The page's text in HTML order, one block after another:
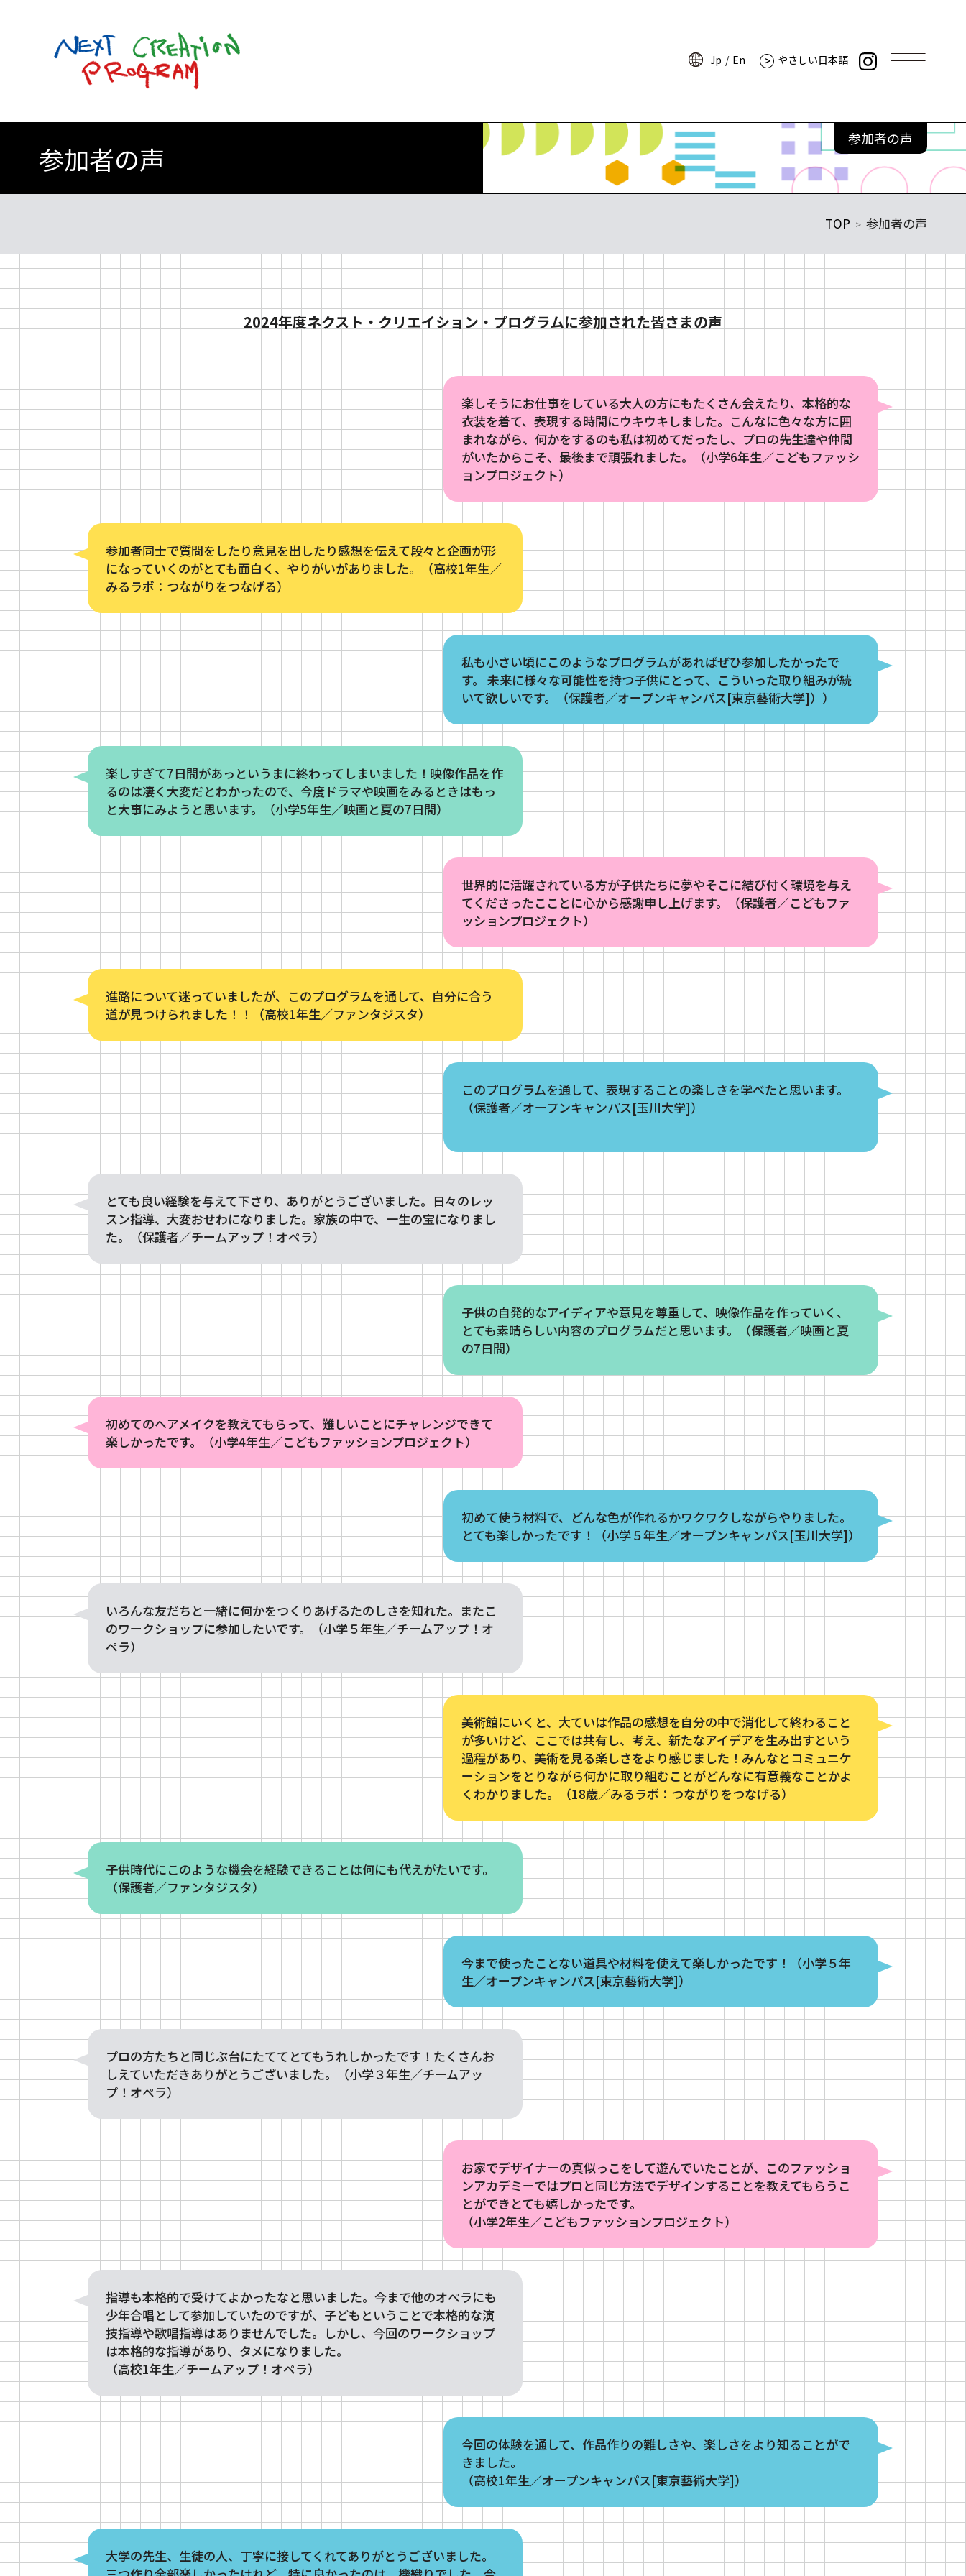
Jp En やさしい日本語
プログラム情報
キッズユース・ミュージアム
年間スケジュール
アーカイブムービー
参加者の声
プライバシーポリシー
ウェブアクセシビリティ
©飯田耕治撮影：中島古英
提供：Museum Start あいうえの
参加者の声
参加者の声
TOP 参加者の声
2024年度ネクスト・クリエイション・プログラムに参加された皆さまの声
楽しそうにお仕事をしている大人の方にもたくさん会えたり、本格的な
衣装を着て、表現する時間にウキウキしました。こんなに色々な方に囲
まれながら、何かをするのも私は初めてだったし、プロの先生達や仲間
がいたからこそ、最後まで頑張れました。（小学6年生／こどもファッシ
ョンプロジェクト）
参加者同士で質問をしたり意見を出したり感想を伝えて段々と企画が形
になっていくのがとても面白く、やりがいがありました。（高校1年生／
みるラボ：つながりをつなげる）
私も小さい頃にこのようなプログラムがあればぜひ参加したかったで
す。 未来に様々な可能性を持つ子供にとって、こういった取り組みが続
いて欲しいです。（保護者／オープンキャンパス[東京藝術大学]））
楽しすぎて7日間があっというまに終わってしまいました！映像作品を作
るのは凄く大変だとわかったので、今度ドラマや映画をみるときはもっ
と大事にみようと思います。（小学5年生／映画と夏の7日間）
世界的に活躍されている方が子供たちに夢やそこに結び付く環境を与え
てくださったこことに心から感謝申し上げます。（保護者／こどもファ
ッションプロジェクト）
進路について迷っていましたが、このプログラムを通して、自分に合う
道が見つけられました！！（高校1年生／ファンタジスタ）
このプログラムを通して、表現することの楽しさを学べたと思います。
（保護者／オープンキャンパス[玉川大学]）
とても良い経験を与えて下さり、ありがとうございました。日々のレッ
スン指導、大変おせわになりました。家族の中で、一生の宝になりまし
た。（保護者／チームアップ！オペラ）
子供の自発的なアイディアや意見を尊重して、映像作品を作っていく、
とても素晴らしい内容のプログラムだと思います。（保護者／映画と夏
の7日間）
初めてのヘアメイクを教えてもらって、難しいことにチャレンジできて
楽しかったです。（小学4年生／こどもファッションプロジェクト）
初めて使う材料で、どんな色が作れるかワクワクしながらやりました。
とても楽しかったです！（小学５年生／オープンキャンパス[玉川大学]）
いろんな友だちと一緒に何かをつくりあげるたのしさを知れた。またこ
のワークショップに参加したいです。（小学５年生／チームアップ！オ
ペラ）
美術館にいくと、大ていは作品の感想を自分の中で消化して終わること
が多いけど、ここでは共有し、考え、新たなアイデアを生み出すという
過程があり、美術を見る楽しさをより感じました！みんなとコミュニケ
ーションをとりながら何かに取り組むことがどんなに有意義なことかよ
くわかりました。（18歳／みるラボ：つながりをつなげる）
子供時代にこのような機会を経験できることは何にも代えがたいです。
（保護者／ファンタジスタ）
今まで使ったことない道具や材料を使えて楽しかったです！（小学５年
生／オープンキャンパス[東京藝術大学]）
プロの方たちと同じぶ台にたててとてもうれしかったです！たくさんお
しえていただきありがとうございました。（小学３年生／チームアッ
プ！オペラ）
お家でデザイナーの真似っこをして遊んでいたことが、このファッショ
ンアカデミーではプロと同じ方法でデザインすることを教えてもらうこ
とができとても嬉しかったです。
（小学2年生／こどもファッションプロジェクト）
指導も本格的で受けてよかったなと思いました。今まで他のオペラにも
少年合唱として参加していたのですが、子どもということで本格的な演
技指導や歌唱指導はありませんでした。しかし、今回のワークショップ
は本格的な指導があり、タメになりました。
（高校1年生／チームアップ！オペラ）
今回の体験を通して、作品作りの難しさや、楽しさをより知ることがで
きました。
（高校1年生／オープンキャンパス[東京藝術大学]）
大学の先生、生徒の人、丁寧に接してくれてありがとうございました。